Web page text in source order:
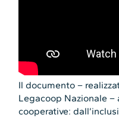
Il documento –
Legacoop Nazionale
cooperative: